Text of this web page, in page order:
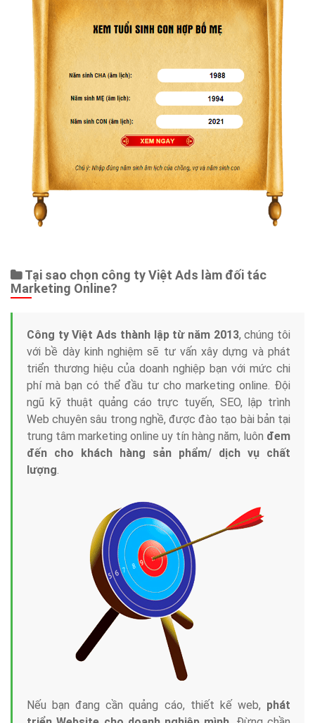
Tại sao chọn công ty Việt Ads làm đối tác
Marketing Online?
Công ty Việt Ads thành lập từ năm 2013, chúng tôi
với bề dày kinh nghiệm sẽ tư vấn xây dựng và phát
triển thương hiệu của doanh nghiệp bạn với mức chi
phí mà bạn có thể đầu tư cho marketing online. Đội
ngũ kỹ thuật quảng cáo trực tuyến, SEO, lập trình
Web chuyên sâu trong nghề, được đào tạo bài bản tại
trung tâm marketing online uy tín hàng năm, luôn đem
đến cho khách hàng sản phẩm/ dịch vụ chất
lượng.
Nếu bạn đang cần quảng cáo, thiết kế web, phát